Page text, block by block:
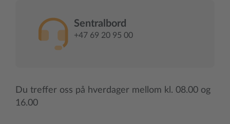
Sentralbord
+47 69 20 95 00
Du treffer oss på hverdager mellom kl. 08.00 og
16.00